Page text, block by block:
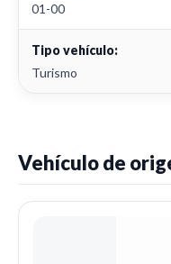
01-00
Tipo vehículo:
Turismo
Vehículo de